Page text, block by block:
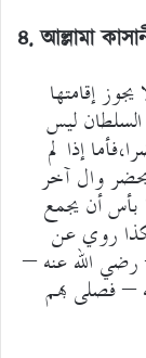
৪. আল্লামা
إقامتها
ليس
إذا لم
وال آخر
أن يجمع
روي عن
الله عنه –
– فصلى بهم